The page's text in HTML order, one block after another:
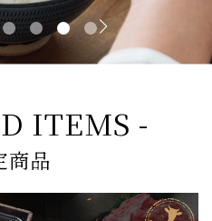
ITEMS -
商品